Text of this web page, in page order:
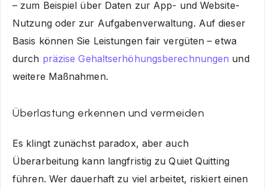
– zum Beispiel über Daten zur App- und Website-
Nutzung oder zur Aufgabenverwaltung. Auf dieser
Basis können Sie Leistungen fair vergüten – etwa
durch präzise Gehaltserhöhungsberechnungen und
weitere Maßnahmen.
Überlastung erkennen und vermeiden
Es klingt zunächst paradox, aber auch
Überarbeitung kann langfristig zu Quiet Quitting
führen. Wer dauerhaft zu viel arbeitet, riskiert einen